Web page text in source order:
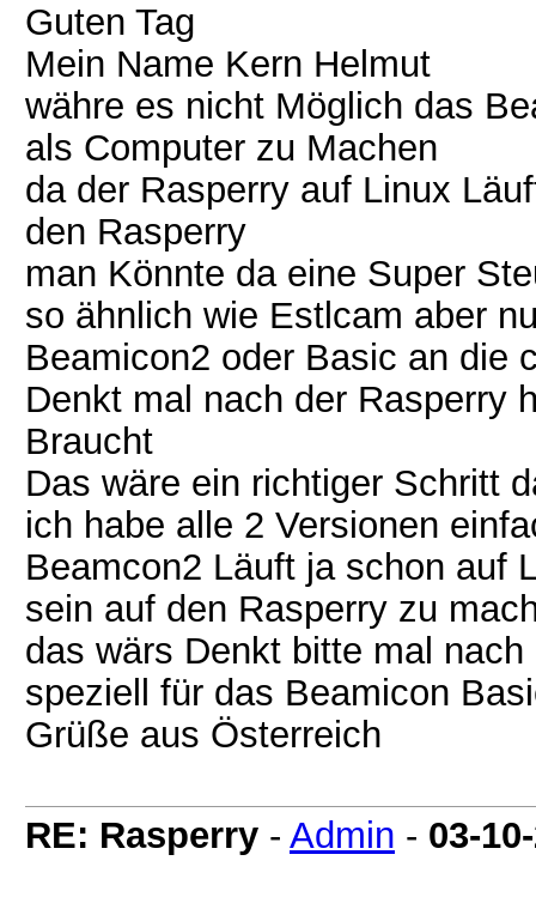
Guten Tag
Mein Name Kern Helmut
währe es nicht Möglich das
als Computer zu Machen
da der Rasperry auf Linux
den Rasperry
man Könnte da eine Super
so ähnlich wie Estlcam aber
Beamicon2 oder Basic an die
Denkt mal nach der Rasperry
Braucht
Das wäre ein richtiger Schritt
ich habe alle 2 Versionen
Beamcon2 Läuft ja schon auf
sein auf den Rasperry zu
das wärs Denkt bitte mal
speziell für das Beamicon
Grüße aus Österreich
RE: Rasperry - Admin - 03-